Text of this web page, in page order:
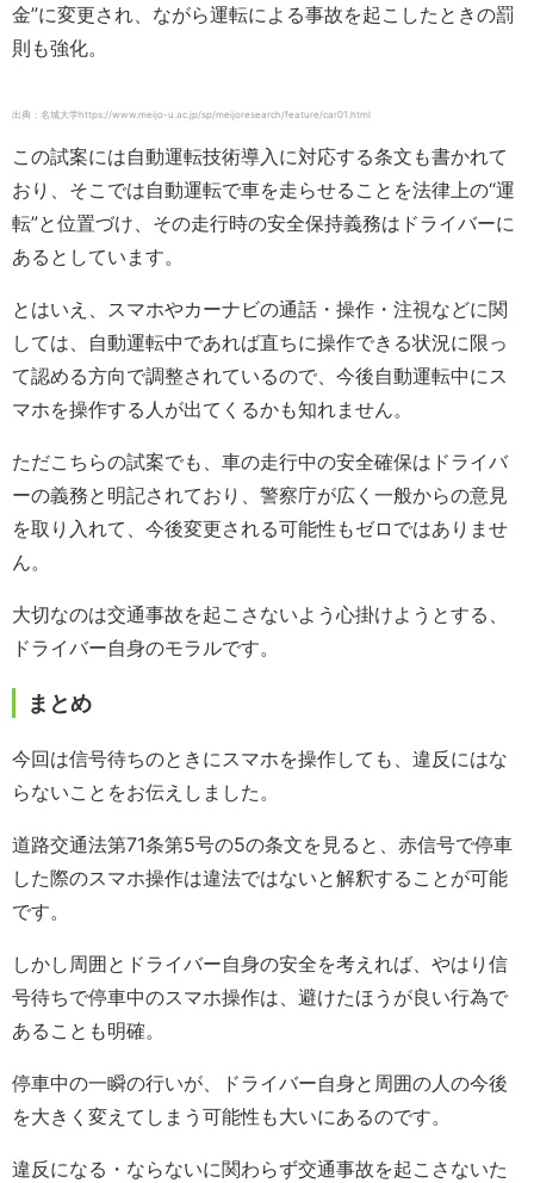
金”に変更され、ながら運転による事故を起こしたときの罰
則も強化。
出典：名城大学https://www.meijo-u.ac.jp/sp/meijoresearch/feature/car01.html
この試案には自動運転技術導入に対応する条文も書かれて
おり、そこでは自動運転で車を走らせることを法律上の“運
転”と位置づけ、その走行時の安全保持義務はドライバーに
あるとしています。
とはいえ、スマホやカーナビの通話・操作・注視などに関
しては、自動運転中であれば直ちに操作できる状況に限っ
て認める方向で調整されているので、今後自動運転中にス
マホを操作する人が出てくるかも知れません。
ただこちらの試案でも、車の走行中の安全確保はドライバ
ーの義務と明記されており、警察庁が広く一般からの意見
を取り入れて、今後変更される可能性もゼロではありませ
ん。
大切なのは交通事故を起こさないよう心掛けようとする、
ドライバー自身のモラルです。
まとめ
今回は信号待ちのときにスマホを操作しても、違反にはな
らないことをお伝えしました。
道路交通法第71条第5号の5の条文を見ると、赤信号で停車
した際のスマホ操作は違法ではないと解釈することが可能
です。
しかし周囲とドライバー自身の安全を考えれば、やはり信
号待ちで停車中のスマホ操作は、避けたほうが良い行為で
あることも明確。
停車中の一瞬の行いが、ドライバー自身と周囲の人の今後
を大きく変えてしまう可能性も大いにあるのです。
違反になる・ならないに関わらず交通事故を起こさないた